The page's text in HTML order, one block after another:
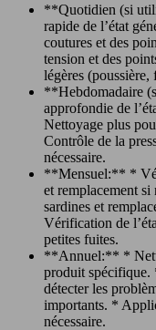
**Quotidien (si
rapide de l’état
coutures et des
tension et des
légères (poussière,
**Hebdomadaire
approfondie de
Nettoyage plus
Contrôle de la
nécessaire.
**Mensuel:** *
et remplacement si
sardines et
Vérification de
petites fuites.
**Annuel:** *
produit spécifique.
détecter les
importants. *
nécessaire.